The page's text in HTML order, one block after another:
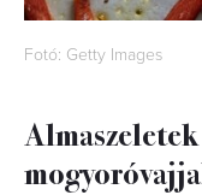
Fotó: Getty Images